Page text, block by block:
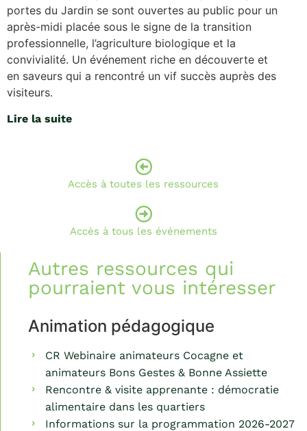
portes du Jardin se sont ouvertes au public pour un
après-midi placée sous le signe de la transition
professionnelle, l’agriculture biologique et la
convivialité. Un événement riche en découverte et
en saveurs qui a rencontré un vif succès auprès des
visiteurs.
Lire la suite
Accès à toutes les ressources
Accès à tous les événements
Autres ressources qui
pourraient vous intéresser
Animation pédagogique
CR Webinaire animateurs Cocagne et
animateurs Bons Gestes & Bonne Assiette
Rencontre & visite apprenante : démocratie
alimentaire dans les quartiers
Informations sur la programmation 2026-2027